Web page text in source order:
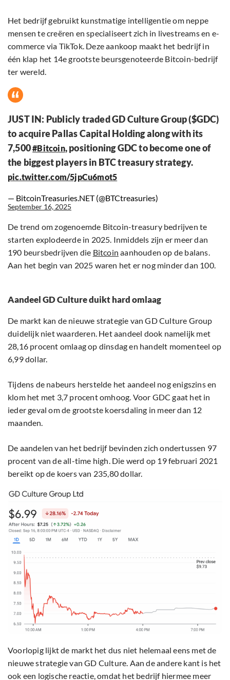
Het bedrijf gebruikt kunstmatige intelligentie om neppe
mensen te creëren en specialiseert zich in livestreams en e-
commerce via TikTok. Deze aankoop maakt het bedrijf in
één klap het 14e grootste beursgenoteerde Bitcoin-bedrijf
ter wereld.
JUST IN: Publicly traded GD Culture Group ($GDC)
to acquire Pallas Capital Holding along with its
7,500#Bitcoin, positioning GDC to become one of
the biggest players in BTC treasury strategy.
pic.twitter.com/5jpCu6mot5
— BitcoinTreasuries.NET (@BTCtreasuries)
September 16, 2025
De trend om zogenoemde Bitcoin-treasury bedrijven te
starten explodeerde in 2025. Inmiddels zijn er meer dan
190 beursbedrijven die Bitcoin aanhouden op de balans.
Aan het begin van 2025 waren het er nog minder dan 100.
Aandeel GD Culture duikt hard omlaag
De markt kan de nieuwe strategie van GD Culture Group
duidelijk niet waarderen. Het aandeel dook namelijk met
28,16 procent omlaag op dinsdag en handelt momenteel op
6,99 dollar.
Tijdens de nabeurs herstelde het aandeel nog enigszins en
klom het met 3,7 procent omhoog. Voor GDC gaat het in
ieder geval om de grootste koersdaling in meer dan 12
maanden.
De aandelen van het bedrijf bevinden zich ondertussen 97
procent van de all-time high. Die werd op 19 februari 2021
bereikt op de koers van 235,80 dollar.
Voorlopig lijkt de markt het dus niet helemaal eens met de
nieuwe strategie van GD Culture. Aan de andere kant is het
ook een logische reactie, omdat het bedrijf hiermee meer